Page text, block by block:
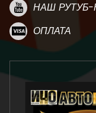
НАШ РУТУБ-
ОПЛАТА